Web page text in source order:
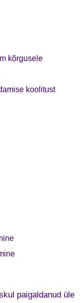
kõrgusele
koolitust
paigaldanud üle